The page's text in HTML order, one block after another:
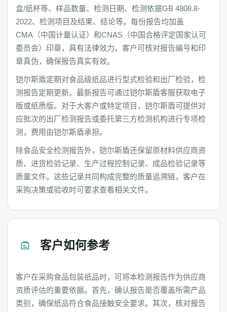
盒/纸杯等、样品数量、检测日期、检测依据GB 4808.8-
2022、检测项目及结果、结论等。每份报告均加盖
CMA（中国计量认证）和CNAS（中国合格评定国家认可
委员会）印章，具有法律效力。客户可核对报告编号和印
章真伪，确保报告真实有效。
铠尔斯盾定期对食品级纸品进行型式检验和出厂检验，检
测报告定期更新。最新报告可通过铠尔斯盾客服获取电子
版或纸质版。对于大客户或特定项目，铠尔斯盾可提供对
应批次的出厂检测报告或委托第三方检测机构进行专项检
测，费用由铠尔斯盾承担。
除食品安全检测报告外，铠尔斯盾还保留原材料供应商资
质、进货检验记录、生产过程控制记录、成品检验记录等
质量文件。这些记录共同构成完整的质量追溯链，客户在
采购决策或验收时可要求查看相关文件。
客户如何参考
客户在采购食品包装纸品时，可将本检测报告作为供应商
资质评估的重要依据。首先，确认报告是否覆盖所需产品
类别，确保纸品符合食品接触安全要求。其次，核对报告